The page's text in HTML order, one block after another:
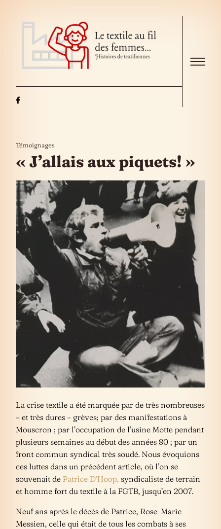
Témoignages
« J’allais aux piquets! »
La crise textile a été marquée par de très nombreuses
– et très dures – grèves; par des manifestations à
Mouscron ; par l’occupation de l’usine Motte pendant
plusieurs semaines au début des années 80 ; par un
front commun syndical très soudé. Nous évoquions
ces luttes dans un précédent article, où l’on se
souvenait de Patrice D’Hoop, syndicaliste de terrain
et homme fort du textile à la FGTB, jusqu’en 2007.
Neuf ans après le décès de Patrice, Rose-Marie
Messien, celle qui était de tous les combats à ses